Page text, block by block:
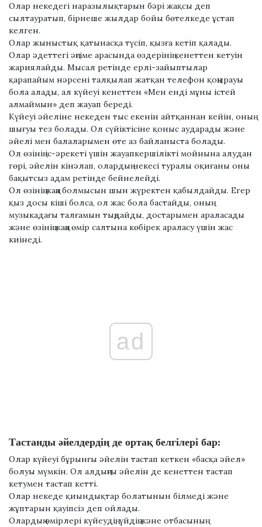
Олар некедегі наразылықтарын бәрі жақсы деп
сылтауратып, бірнеше жылдар бойы бөтелкеде ұстап
келген.
Олар жыныстық қатынасқа түсіп, қызға кетіп қалады.
Олар әдеттегі әңгіме арасында өздерінің кенеттен кетуін
жариялайды. Мысал ретінде ерлі-зайыптылар
қарапайым нәрсені талқылап жатқан телефон қоңырауы
бола алады, ал күйеуі кенеттен «Мен енді мұны істей
алмаймын» деп жауап береді.
Күйеуі әйеліне некеден тыс екенін айтқаннан кейін, оның
шығуы тез болады. Ол сүйіктісіне қоныс аударады және
әйелі мен балаларымен өте аз байланыста болады.
Ол өзінің іс-әрекеті үшін жауапкершілікті мойнына алудан
гөрі, әйелін кінәлап, олардың некесі туралы оқиғаны оны
бақытсыз адам ретінде бейнелейді.
Ол өзінің жаңа болмысын шын жүректен қабылдайды. Егер
қыз досы кіші болса, ол жас бола бастайды, оның
музыкадағы талғамын тыңдайды, достарымен араласады
және өзінің жаңа өмір салтына көбірек араласу үшін жас
киінеді.
ad
Тастанды әйелдердің де ортақ белгілері бар:
Олар күйеуі бұрынғы әйелін тастап кеткен «басқа әйел»
болуы мүмкін. Ол алдыңғы әйелін де кенеттен тастап
кетумен тастап кетті.
Олар некеде қиындықтар болатынын білмеді және
жұптарын қауіпсіз деп ойлады.
Олардың өмірлері күйеудің, үйдің және отбасының